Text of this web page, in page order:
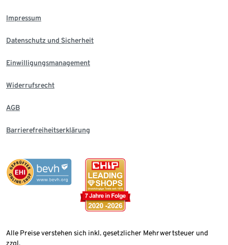
Impressum
Datenschutz und Sicherheit
Einwilligungsmanagement
Widerrufsrecht
AGB
Barrierefreiheitserklärung
Alle Preise verstehen sich inkl. gesetzlicher Mehrwertsteuer und
zzgl.